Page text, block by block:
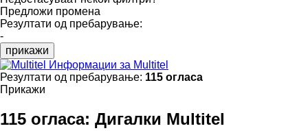
Предложи промена
Резултати од пребарување:
-
прикажи
Информации за Multitel
Резултати од пребарување: 115 огласа
Прикажи
115 огласа: Дигалки Multitel